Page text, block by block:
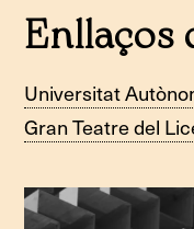
Enllaços
Universitat
Gran Teatre del